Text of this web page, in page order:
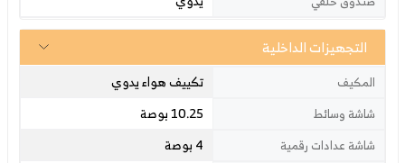
التجهيزات الداخلية
المكيف تكييف هواء يدوي
شاشة وسائط 10.25 بوصة
شاشة عدادات رقمية 4 بوصة